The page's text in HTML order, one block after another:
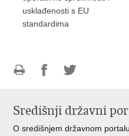
usklađenosti s EU
standardima
FacebookuTwitteru
Središnji državni
O središnjem državnom portalu